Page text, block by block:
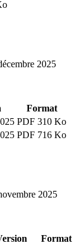
2025
Format
PDF 310 Ko
PDF 716 Ko
2025
Format